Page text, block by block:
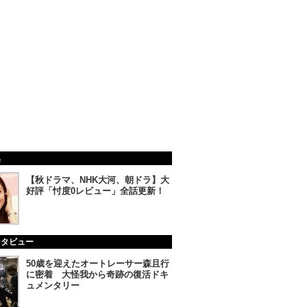
【秋ドラマ、NHK大河、朝ドラ】大
好評「忖度0レビュー」全話更新！
ビュー
50歳を迎えたオートレーサー森且行
に密着 大怪我から奇跡の復活ドキ
ュメンタリー